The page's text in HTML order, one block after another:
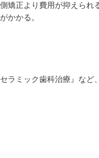
矯正より費用が抑えられ
かかる。
ラミック歯科治療』など